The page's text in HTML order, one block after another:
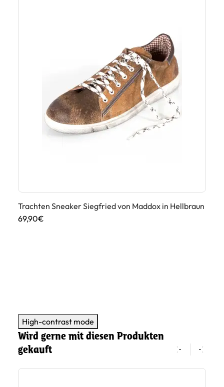
Trachten Sneaker Siegfried von Maddox in Hellbraun
69,90€
High-contrast mode
Wird gerne mit diesen Produkten
gekauft